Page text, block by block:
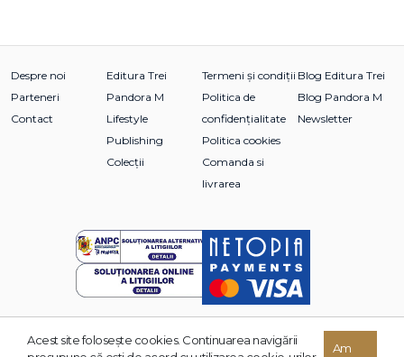
Despre noi
Parteneri
Contact
Editura Trei
Pandora M
Lifestyle
Publishing
Colecții
Termeni și condiții
Politica de
confidențialitate
Politica cookies
Comanda si
livrarea
Blog Editura Trei
Blog Pandora M
Newsletter
© 2026 Grupul Editorial TREI. Toate drepturile rezervate.
Acest site foloseşte cookies. Continuarea navigării
Am